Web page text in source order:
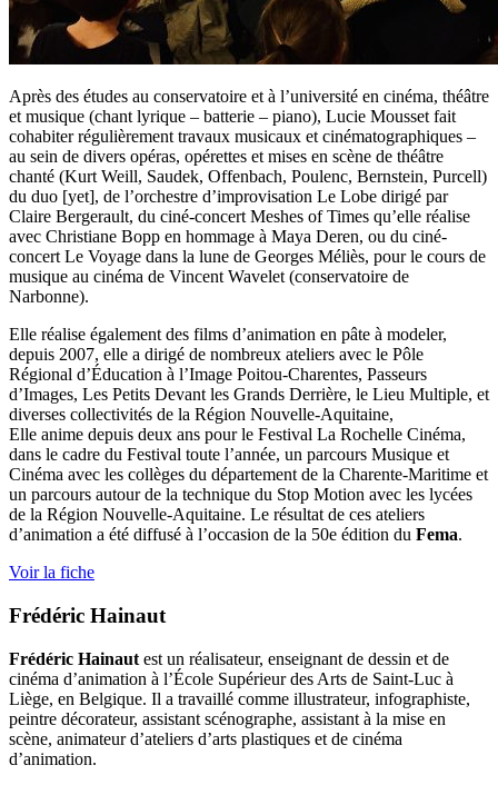
Après des études au conservatoire et à l’université en cinéma, théâtre
et musique (chant lyrique – batterie – piano), Lucie Mousset fait
cohabiter régulièrement travaux musicaux et cinématographiques –
au sein de divers opéras, opérettes et mises en scène de théâtre
chanté (Kurt Weill, Saudek, Offenbach, Poulenc, Bernstein, Purcell)
du duo [yet], de l’orchestre d’improvisation Le Lobe dirigé par
Claire Bergerault, du ciné-concert Meshes of Times qu’elle réalise
avec Christiane Bopp en hommage à Maya Deren, ou du ciné-
concert Le Voyage dans la lune de Georges Méliès, pour le cours de
musique au cinéma de Vincent Wavelet (conservatoire de
Narbonne).
Elle réalise également des films d’animation en pâte à modeler,
depuis 2007, elle a dirigé de nombreux ateliers avec le Pôle
Régional d’Éducation à l’Image Poitou-Charentes, Passeurs
d’Images, Les Petits Devant les Grands Derrière, le Lieu Multiple, et
diverses collectivités de la Région Nouvelle-Aquitaine,
Elle anime depuis deux ans pour le Festival La Rochelle Cinéma,
dans le cadre du Festival toute l’année, un parcours Musique et
Cinéma avec les collèges du département de la Charente-Maritime et
un parcours autour de la technique du Stop Motion avec les lycées
de la Région Nouvelle-Aquitaine. Le résultat de ces ateliers
d’animation a été diffusé à l’occasion de la 50e édition du Fema.
Voir la fiche
Frédéric Hainaut
Frédéric Hainaut est un réalisateur, enseignant de dessin et de
cinéma d’animation à l’École Supérieur des Arts de Saint-Luc à
Liège, en Belgique. Il a travaillé comme illustrateur, infographiste,
peintre décorateur, assistant scénographe, assistant à la mise en
scène, animateur d’ateliers d’arts plastiques et de cinéma
d’animation.